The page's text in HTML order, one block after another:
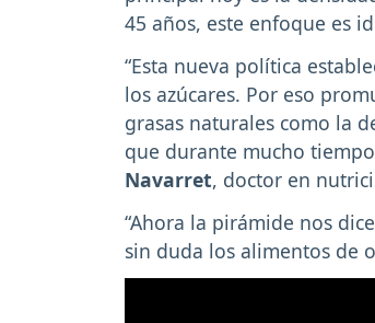
45 años, este enfoque es
“Esta nueva política
los azúcares. Por eso
grasas naturales como la
que durante mucho
Navarret, doctor en
“Ahora la pirámide nos
sin duda los alimentos de